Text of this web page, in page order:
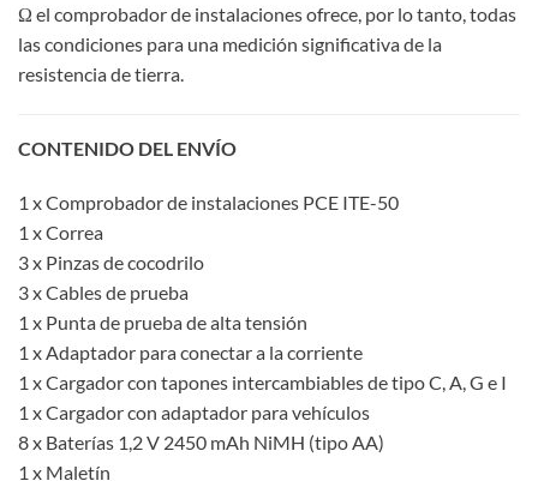
Ω el comprobador de instalaciones ofrece, por lo tanto, todas
las condiciones para una medición significativa de la
resistencia de tierra.
CONTENIDO DEL ENVÍO
1 x Comprobador de instalaciones PCE ITE-50
1 x Correa
3 x Pinzas de cocodrilo
3 x Cables de prueba
1 x Punta de prueba de alta tensión
1 x Adaptador para conectar a la corriente
1 x Cargador con tapones intercambiables de tipo C, A, G e I
1 x Cargador con adaptador para vehículos
8 x Baterías 1,2 V 2450 mAh NiMH (tipo AA)
1 x Maletín